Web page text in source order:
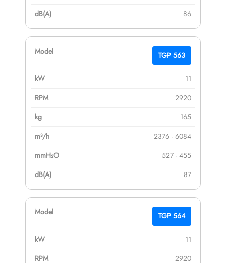
86
TGP 563
11
2920
165
2376 - 6084
527 - 455
87
TGP 564
11
2920